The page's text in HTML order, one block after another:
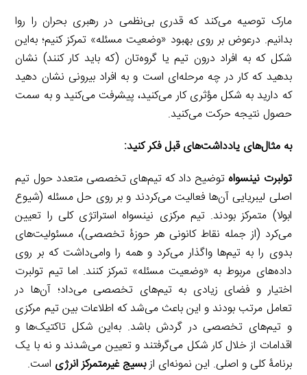
مارک توصیه می‌کند که قدری بی‌نظمی در رهبری بحران را روا
بدانیم. درعوض بر روی بهبود «وضعیت مسئله» تمرکز کنیم؛ به‌این
شکل که به افراد درون تیم‌ یا گروه‌تان (که باید کار کنند) نشان
بدهید که کار در چه مرحله‌ای است و به افراد بیرونی نشان دهید
که دارید به شکل مؤثری کار می‌کنید، پیشرفت می‌کنید و به سمت
حصول نتیجه حرکت می‌کنید.
به مثال‌های یادداشت‌های قبل فکر کنید:
تولبرت نینسواهتوضیح داد که تیم‌های تخصصی متعدد حول تیم
اصلی لیبریایی آن‌ها فعالیت می‌کردند و بر روی حل مسئله (شیوع
ابولا) متمرکز بودند. تیم مرکزی نینسواه استراتژی کلی را تعیین
می‌کرد (از جمله نقاط کانونی هر حوزۀ تخصصی)، مسئولیت‌های
بدوی را به تیم‌ها واگذار می‌کرد و همه را وامی‌داشت که بر روی
داده‌های مربوط به «وضعیت مسئله» تمرکز کنند. اما تیم تولبرت
اختیار و فضای زیادی به تیم‌های تخصصی می‌داد؛ آن‌ها در
تعامل مرتب بودند و این باعث می‌شد که اطلاعات بین تیم مرکزی
و تیم‌های تخصصی در گردش باشد. به‌این شکل تاکتیک‌ها و
اقدامات از خلال کار شکل می‌گرفتند و تعیین می‌شدند و نه با یک
برنامۀ کلی و اصلی. این نمونه‌ای ازبسیج غیرمتمرکز انرژی است.